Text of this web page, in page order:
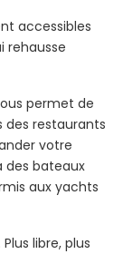
accessibles
rehausse
permet de
des restaurants
votre
des bateaux
aux yachts
libre, plus